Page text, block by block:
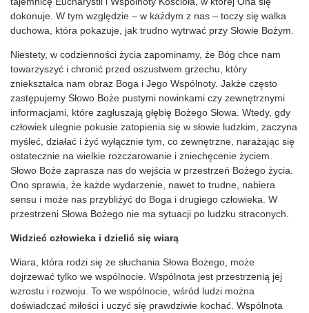
dokonuje. W tym względzie – w każdym z nas – toczy się walka
duchowa, która pokazuje, jak trudno wytrwać przy Słowie Bożym.
Niestety, w codzienności życia zapominamy, że Bóg chce nam
towarzyszyć i chronić przed oszustwem grzechu, który
zniekształca nam obraz Boga i Jego Wspólnoty. Jakże często
zastępujemy Słowo Boże pustymi nowinkami czy zewnętrznymi
informacjami, które zagłuszają głębię Bożego Słowa. Wtedy, gdy
człowiek ulegnie pokusie zatopienia się w słowie ludzkim, zaczyna
myśleć, działać i żyć wyłącznie tym, co zewnętrzne, narażając się
ostatecznie na wielkie rozczarowanie i zniechęcenie życiem.
Słowo Boże zaprasza nas do wejścia w przestrzeń Bożego życia.
Ono sprawia, że każde wydarzenie, nawet to trudne, nabiera
sensu i może nas przybliżyć do Boga i drugiego człowieka. W
przestrzeni Słowa Bożego nie ma sytuacji po ludzku straconych.
Widzieć człowieka i dzielić się wiarą
Wiara, która rodzi się ze słuchania Słowa Bożego, może
dojrzewać tylko we wspólnocie. Wspólnota jest przestrzenią jej
wzrostu i rozwoju. To we wspólnocie, wśród ludzi można
doświadczać miłości i uczyć się prawdziwie kochać. Wspólnota